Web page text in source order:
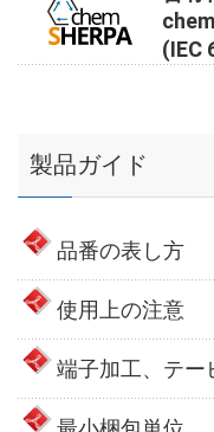
(IEC
製品ガイド
品番の表し方
使用上の注意
端子加工、テー